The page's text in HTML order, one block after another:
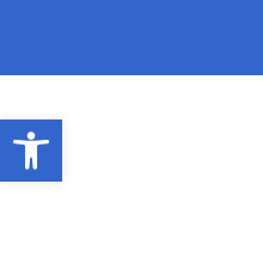
Abrir barra de herramientas